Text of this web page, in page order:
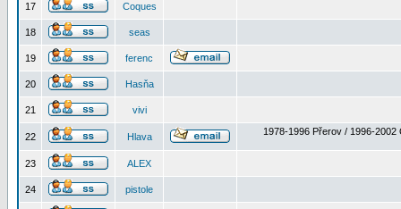
17 Coques
18 seas
19 ferenc
20 Hasňa
21 vivi
22 Hlava 1978-1996 Přerov / 1996-2002
23 ALEX
24 pistole